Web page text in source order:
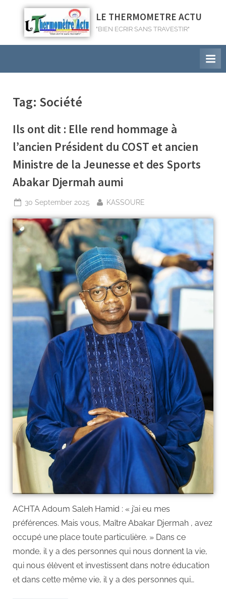
LE THERMOMETRE ACTU
"BIEN ECRIR SANS TRAVESTIR"
Tag: Société
Ils ont dit : Elle rend hommage à
l’ancien Président du COST et ancien
Ministre de la Jeunesse et des Sports
Abakar Djermah aumi
30 September 2025 KASSOURE
ACHTA Adoum Saleh Hamid : « j’ai eu mes
préférences. Mais vous, Maître Abakar Djermah , avez
occupé une place toute particulière. » Dans ce
monde, il y a des personnes qui nous donnent la vie,
qui nous élèvent et investissent dans notre éducation
et dans cette même vie, il y a des personnes qui…